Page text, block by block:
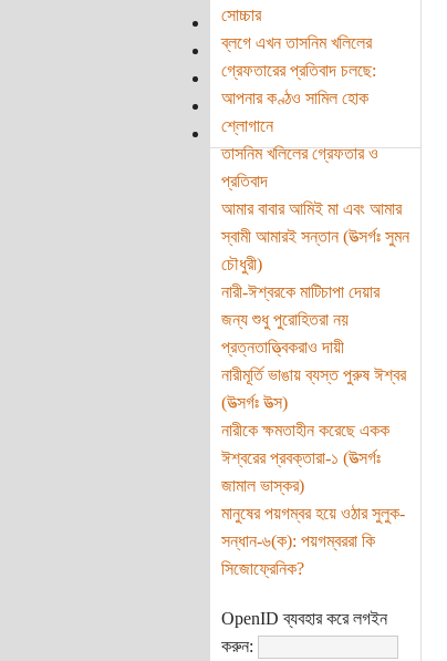
সোচ্চার
ব্লগে এখন তাসনিম খলিলের
গ্রেফতারের প্রতিবাদ চলছে:
আপনার কণ্ঠও সামিল হোক
শ্লোগানে
তাসনিম খলিলের গ্রেফতার ও
প্রতিবাদ
আমার বাবার আমিই মা এবং আমার
স্বামী আমারই সন্তান (উত্সর্গঃ সুমন
চৌধুরী)
নারী-ঈশ্বরকে মাটিচাপা দেয়ার
জন্য শুধু পুরোহিতরা নয়
প্রত্নতাত্ত্বিকরাও দায়ী
নারীমূর্তি ভাঙায় ব্যস্ত পুরুষ ঈশ্বর
(উত্সর্গঃ উত্স)
নারীকে ক্ষমতাহীন করেছে একক
ঈশ্বরের প্রবক্তারা-১ (উত্সর্গঃ
জামাল ভাস্কর)
মানুষের পয়গম্বর হয়ে ওঠার সুলুক-
সন্ধান-৬(ক): পয়গম্বররা কি
সিজোফ্রেনিক?
OpenID ব্যবহার করে লগইন
করুন: